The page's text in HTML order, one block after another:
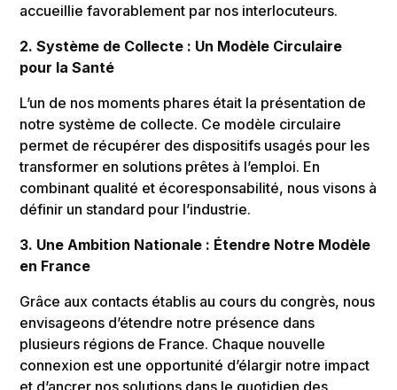
accueillie favorablement par nos interlocuteurs.
2. Système de Collecte : Un Modèle Circulaire
pour la Santé
L’un de nos moments phares était la présentation de
notre système de collecte. Ce modèle circulaire
permet de récupérer des dispositifs usagés pour les
transformer en solutions prêtes à l’emploi. En
combinant qualité et écoresponsabilité, nous visons à
définir un standard pour l’industrie.
3. Une Ambition Nationale : Étendre Notre Modèle
en France
Grâce aux contacts établis au cours du congrès, nous
envisageons d’étendre notre présence dans
plusieurs régions de France. Chaque nouvelle
connexion est une opportunité d’élargir notre impact